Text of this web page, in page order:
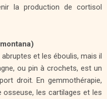
la production de cortisol
et les éboulis, mais il
ou pin à crochets, est un
droit. En gemmothérapie,
les cartilages et les